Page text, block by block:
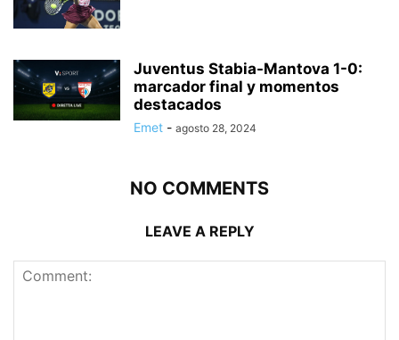
Juventus Stabia-Mantova 1-0:
marcador final y momentos
destacados
Emet - agosto 28, 2024
NO COMMENTS
LEAVE A REPLY